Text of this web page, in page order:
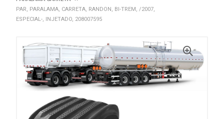
PAR, PARALAMA, CARRETA, RANDON, BI-TREM, /2007,
ESPECIAL-, INJETADO, 208007595